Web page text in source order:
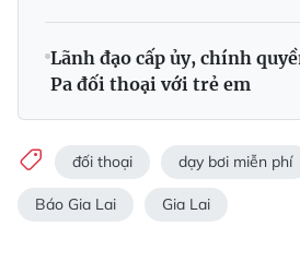
Lãnh đạo cấp ủy, chính
Pa đối thoại với trẻ em
đối thoại dạy bơi miễn phí
Báo Gia Lai Gia Lai